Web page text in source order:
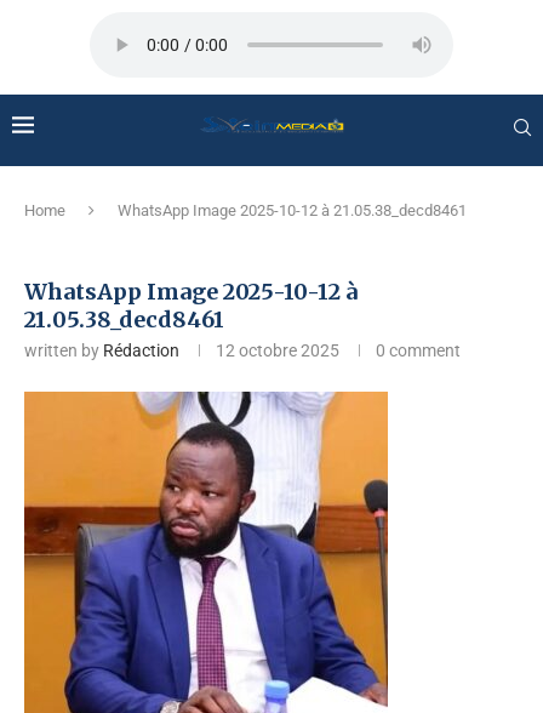
Home WhatsApp Image 2025-10-12 à 21.05.38_decd8461
WhatsApp Image 2025-10-12 à
21.05.38_decd8461
written by Rédaction 12 octobre 2025 0 comment